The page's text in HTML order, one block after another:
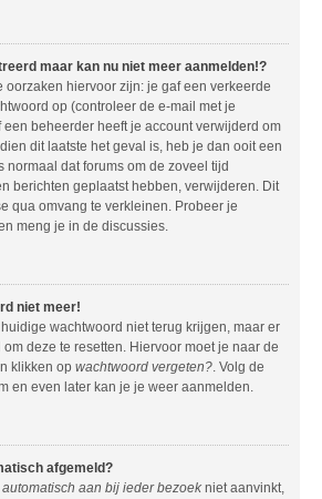
maar kan nu niet meer aanmelden!?
oorzaken hiervoor zijn: je gaf een verkeerde
op (controleer de e-mail met je
beheerder heeft je account verwijderd om
dit laatste het geval is, heb je dan ooit een
normaal dat forums om de zoveel tijd
berichten geplaatst hebben, verwijderen. Dit
qua omvang te verkleinen. Probeer je
meng je in de discussies.
niet meer!
wachtwoord niet terug krijgen, maar er
deze te resetten. Hiervoor moet je naar de
klikken op wachtwoord vergeten?. Volg de
en even later kan je je weer aanmelden.
afgemeld?
aan bij ieder bezoek niet aanvinkt,